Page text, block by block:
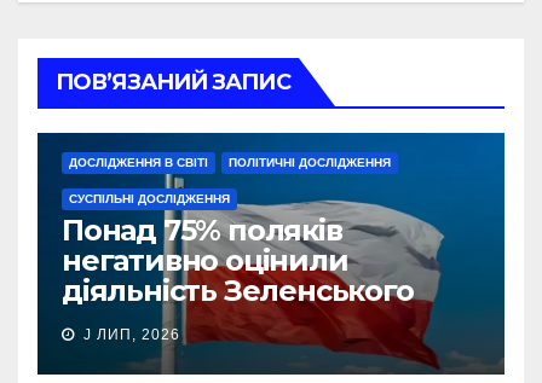
ПОВ’ЯЗАНИЙ ЗАПИС
ДОСЛІДЖЕННЯ В СВІТІ ПОЛІТИЧНІ ДОСЛІДЖЕННЯ
СУСПІЛЬНІ ДОСЛІДЖЕННЯ
Понад 75% поляків
негативно оцінили
діяльність Зеленського
J ЛИП, 2026